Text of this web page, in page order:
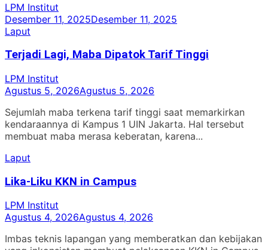
LPM Institut
Desember 11, 2025Desember 11, 2025
Laput
Terjadi Lagi, Maba Dipatok Tarif Tinggi
LPM Institut
Agustus 5, 2026Agustus 5, 2026
Sejumlah maba terkena tarif tinggi saat memarkirkan
kendaraannya di Kampus 1 UIN Jakarta. Hal tersebut
membuat maba merasa keberatan, karena...
Laput
Lika-Liku KKN in Campus
LPM Institut
Agustus 4, 2026Agustus 4, 2026
Imbas teknis lapangan yang memberatkan dan kebijakan